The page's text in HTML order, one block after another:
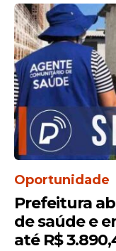
Oportunidade
Prefeitura
de saúde e
até R$